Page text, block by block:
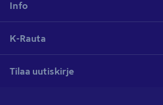
Info
K-Rauta
Tilaa uutiskirje